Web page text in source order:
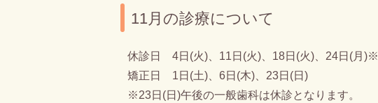
11月の診療について
休診日 4日(火)、11日(火)、18日(火)、24日(月)※
矯正日 1日(土)、6日(木)、23日(日)
※23日(日)午後の一般歯科は休診となります。